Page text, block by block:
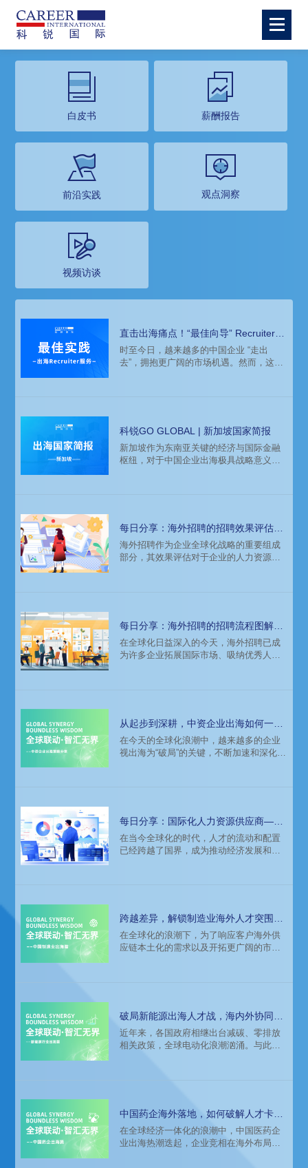
白皮书 薪酬报告
前沿实践 观点洞察
视频访谈
直击出海痛点！“最佳向导” Recruiter
助力破解海外招聘难题
时至今日，越来越多的中国企业 “走出
去”，拥抱更广阔的市场机遇。然而，这场
丰富的向导，在为企业搭建人才桥梁这一
过程中扮演着不可或缺的角色。
科锐GO GLOBAL | 新加坡国家简报
新加坡作为东南亚关键的经济与国际金融
枢纽，对于中国企业出海极具战略意义。
时，中国企业也需留意当地劳动力成本偏
高、市场规模受限等挑战。
每日分享：海外招聘的招聘效果评估：
衡量招聘成功的标准
海外招聘作为企业全球化战略的重要组成
部分，其效果评估对于企业的人力资源管
外招聘效果评估的标准，旨在为企业提供
一套全面的评估体系。
每日分享：海外招聘的招聘流程图解：
一目了然的招聘步骤
在全球化日益深入的今天，海外招聘已成
为许多企业拓展国际市场、吸纳优秀人才
掌握招聘步骤。
从起步到深耕，中资企业出海如何一路
过关斩将？
在今天的全球化浪潮中，越来越多的企业
视出海为“破局”的关键，不断加速和深化全
科锐国际特别推出“全球联动· 智汇无界”系
列出海专栏，通过国内和海外专家的深度
分享，为中国企业提供“航海”人才指南，共
同探索中企全球化新篇章。
每日分享：国际化人力资源供应商——
链接全球人才资源的桥梁
在当今全球化的时代，人才的流动和配置
已经跨越了国界，成为推动经济发展和创
作为行业内的佼佼者，正以其专业的服务
和卓越的能力，在这一领域发挥着重要的
作用。
跨越差异，解锁制造业海外人才突围的
关键密码！
在全球化的浪潮下，为了响应客户海外供
应链本土化的需求以及开拓更广阔的市
远……成为中企全球化进程中所必须跨越
的难题。
破局新能源出海人才战，海内外协同交
付成关键！
近年来，各国政府相继出台减碳、零排放
相关政策，全球电动化浪潮汹涌。与此同
锐国际同众多新能源企业并肩前行，其中
不乏业内领军品牌。
中国药企海外落地，如何破解人才卡
点？
在全球经济一体化的浪潮中，中国医药企
业出海热潮迭起，企业竞相在海外布局，